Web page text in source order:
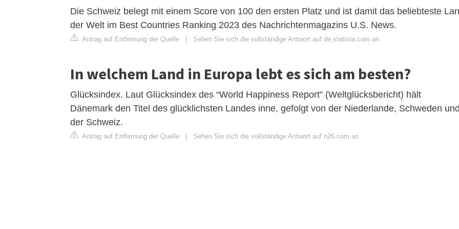
Die Schweiz belegt mit einem Score von 100 den ersten Platz und ist damit das beliebteste
der Welt im Best Countries Ranking 2023 des Nachrichtenmagazins U.S. News.
Antrag auf Entfernung der Quelle | Sehen Sie sich die vollständige Antwort auf de.statista.com an
In welchem Land in Europa lebt es sich am besten?
Glücksindex. Laut Glücksindex des “World Happiness Report” (Weltglücksbericht) hält
Dänemark den Titel des glücklichsten Landes inne, gefolgt von der Niederlande, Schweden
der Schweiz.
Antrag auf Entfernung der Quelle | Sehen Sie sich die vollständige Antwort auf n26.com an